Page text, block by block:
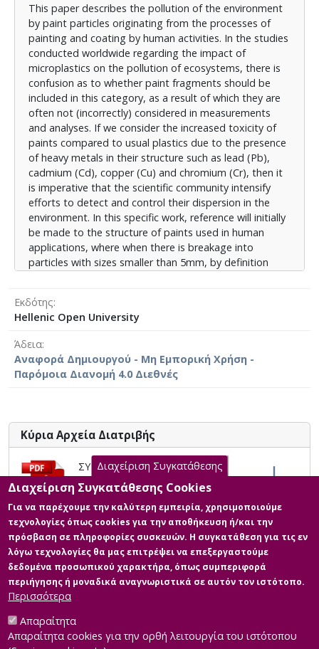
ανθρώπινες εφαρμογές όπου όταν υπάρχει θραύση
σε σωματίδια μεγέθους μικρότερων των 5mm, βάσει
ορισμού θα πρέπει να συγκαταλέγονται στην
κατηγορία των μικροπλαστικών. Ακολούθως θα
παρουσιαστούν οι κύριες ανθρώπινες
δραστηριότητες στις οποίες γίνεται χρήση χρωμάτων
και επικαλύψεων και οι τρόποι όπου μέσω των
χερσαίων, υδάτινων και αέριων οδών καταλήγουν να
συσσωρεύονται ιδιαίτερα στο θαλάσσιο περιβάλλον.
Επιπροσθέτως θα γίνει αναφορά στην επίδραση των
τοξικών υπολειμμάτων των χρωμάτων στα
οικοσυστήματα και στην υγεία του ανθρώπου, ως ο
τελικός αποδέκτης αυτής της διαδρομής, μέσω της
τροφικής αλυσίδας. Τέλος θα γίνει περιγραφή των
βασικών τεχνικών ελέγχου και ανίχνευσης τους με
απώτερο σκοπό να νομοθετηθούν στρατηγικές για
μείωση τόσο της διασποράς τους στο περιβάλλον
όσο και της πρωτογενούς παραγωγής τους.
This paper describes the pollution of the environment
by paint particles originating from the processes of
painting and coating by human activities. In the studies
conducted worldwide regarding the impact of
microplastics on the pollution of ecosystems, there is
confusion as to whether paint fragments should be
included in this category, as a result of which they are
often not (incorrectly) considered in measurements
and analyses. If we consider the increased toxicity of
paints compared to usual plastics due to the presence
of heavy metals in their structure such as lead (Pb),
cadmium (Cd), copper (Cu) and chromium (Cr), then it
is imperative that the scientific community intensify
efforts to detect and control their dispersion in the
environment. In this specific work, reference will initially
be made to the structure of paints used in human
applications, where when there is breakage into
particles with sizes smaller than 5mm, by definition
that use paints and coatings it will be mentioned, and
to the ways in which through land, water, and air
marine environment. In addition, reference will be made
to the impact of toxic paint residues on ecosystems
and on human health as the final recipient of this route
with the ultimate aim of legislating strategies to
reduce both their dispersion in the environment and
their primary production.
Εκδότης
Hellenic Open University
Άδεια
Αναφορά Δημιουργού - Μη Εμπορική Χρήση -
Παρόμοια Διανομή 4.0 Διεθνές
Κύρια Αρχεία Διατριβής
ΣΥΝΟΠΤΙΚΟ ΑΡΧΕΙΟ
ΔΙΠΛΩΜΑΤΙΚΗΣ ΕΡΓΑΣΙΑΣ -
ΠΕΡΙΒΑΛΛΟΝΤΙΚΗ ΡΥΠΑΝΣΗ ΑΠΟ
ΜΙΚΡΟΣΩΜΑΤΙΔΙΑ ΧΡΩΜΑΤΩΝ
Περιγραφή: ΑΠΟΣΤΟΛΟΣ
ΓΙΑΝΝΟΥΛΗΣ-ΣΥΝΟΠΤΙΚΟ ΑΡΧΕΙΟ
ΔΙΠΛΩΜΑΤΙΚΗ ΕΡΓΑΣΙΑΣ-
ΠΕΡΙΒΑΛΛΟΝΤΙΚΗ ΡΥΠΑΝΣΗ ΑΠΟ
ΜΙΚΡΟΣΩΜΑΤΙΔΙΑ ΧΡΩΜΑΤΩΝ.pdf
Διαχείριση Συγκατάθεσης
Διαχείριση Συγκατάθεσης Cookies
Για να παρέχουμε την καλύτερη εμπειρία, χρησιμοποιούμε
τεχνολογίες όπως cookies για την αποθήκευση ή/και την
πρόσβαση σε πληροφορίες συσκευών. Η συγκατάθεση για τις εν
λόγω τεχνολογίες θα μας επιτρέψει να επεξεργαστούμε
δεδομένα προσωπικού χαρακτήρα, όπως συμπεριφορά
περιήγησης ή μοναδικά αναγνωριστικά σε αυτόν τον ιστότοπο.
Περισσότερα
Απαραίτητα
Απαραίτητα cookies για την ορθή λειτουργία του ιστότοπου